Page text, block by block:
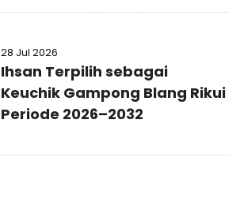
28 Jul 2026
Ihsan Terpilih sebagai
Keuchik Gampong Blang Rikui
Periode 2026–2032